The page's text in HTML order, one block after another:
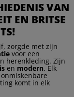
VAN
EN BRITSE
zorgde met zijn
voor een
herenkleding. Zijn
en modern. Elk
komt in elk